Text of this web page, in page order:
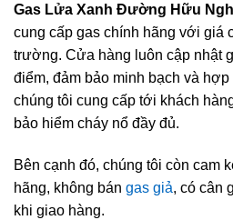
Gas Lửa Xanh Đường Hữu
cung cấp gas chính hãng với giá
trường. Cửa hàng luôn cập nhật
điểm, đảm bảo minh bạch và
chúng tôi cung cấp tới khách
bảo hiểm cháy nổ đầy đủ.
Bên cạnh đó, chúng tôi còn cam
hãng, không bán gas giả, có cân
khi giao hàng.